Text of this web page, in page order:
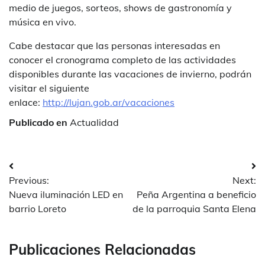
medio de juegos, sorteos, shows de gastronomía y
música en vivo.
Cabe destacar que las personas interesadas en
conocer el cronograma completo de las actividades
disponibles durante las vacaciones de invierno, podrán
visitar el siguiente
enlace: http://lujan.gob.ar/vacaciones
Publicado en Actualidad
Navegación
de
entradas
Previous:
Nueva iluminación LED en
barrio Loreto
Next:
Peña Argentina a beneficio
de la parroquia Santa Elena
Publicaciones Relacionadas